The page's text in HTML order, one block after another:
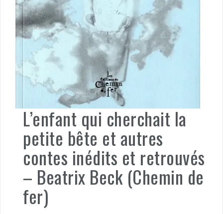
L’enfant qui cherchait la
petite bête et autres
contes inédits et retrouvés
– Beatrix Beck (Chemin de
fer)